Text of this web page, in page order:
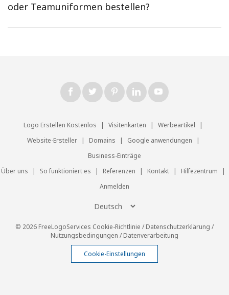
oder Teamuniformen bestellen?
Logo Erstellen Kostenlos | Visitenkarten | Werbeartikel
|
Website-Ersteller
| Domains | Google anwendungen
|
Business-Einträge
Über uns
| So funktioniert es | Referenzen | Kontakt | Hilfezentrum
|
Anmelden
© 2026 FreeLogoServices Cookie-Richtlinie /Datenschutzerklärung /
Nutzungsbedingungen /Datenverarbeitung
Cookie-Einstellungen